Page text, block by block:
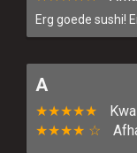
Erg goede sushi!
A
★★★★★
★★★★ ☆